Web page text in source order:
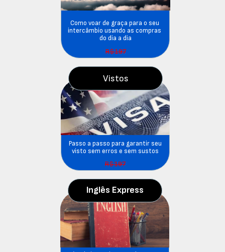
Inglês Express
Vistos
Como voar de graça para o seu
intercâmbio usando as compras
do dia a dia
Passo a passo para garantir seu
visto sem erros e sem sustos
R$197
R$197